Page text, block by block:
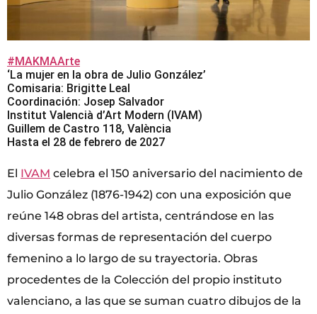
#MAKMAArte
‘La mujer en la obra de Julio González’
Comisaria: Brigitte Leal
Coordinación: Josep Salvador
Institut Valencià d’Art Modern (IVAM)
Guillem de Castro 118, València
Hasta el 28 de febrero de 2027
El IVAM celebra el 150 aniversario del nacimiento de
Julio González (1876-1942) con una exposición que
reúne 148 obras del artista, centrándose en las
diversas formas de representación del cuerpo
femenino a lo largo de su trayectoria. Obras
procedentes de la Colección del propio instituto
valenciano, a las que se suman cuatro dibujos de la